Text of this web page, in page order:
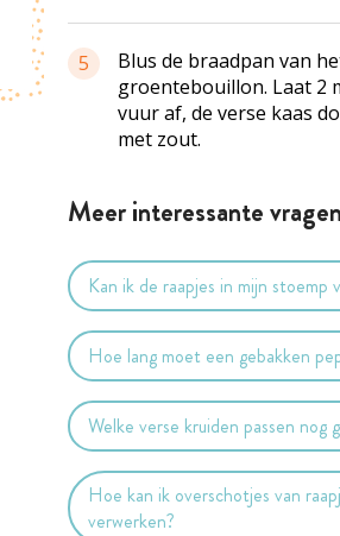
5
Blus de braadpan van
groentebouillon. Laat 2
vuur af, de verse kaas
met zout.
Meer interessante vragen
Kan ik de raapjes in mijn
Hoe lang moet een gebakken
Welke verse kruiden passen nog
Hoe kan ik overschotjes van
verwerken?